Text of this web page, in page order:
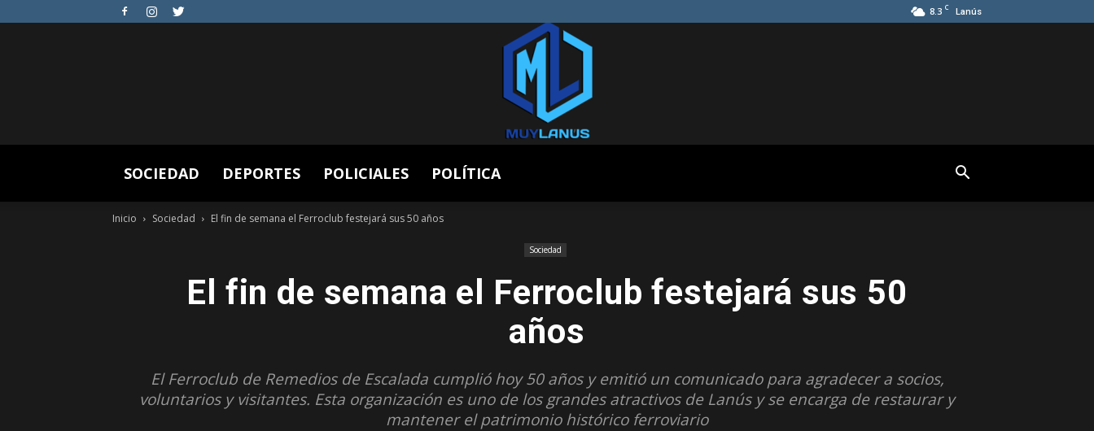
8.3 C Lanús
Lanús
SOCIEDAD DEPORTES POLICIALES POLÍTICA
Inicio Sociedad El fin de semana el Ferroclub festejará sus 50 años
Sociedad
El fin de semana el Ferroclub festejará sus 50
años
El Ferroclub de Remedios de Escalada cumplió hoy 50 años y emitió un comunicado para agradecer a socios,
voluntarios y visitantes. Esta organización es uno de los grandes atractivos de Lanús y se encarga de restaurar y
mantener el patrimonio histórico ferroviario